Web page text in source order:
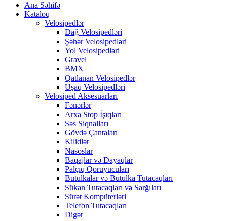
Ana Səhifə
Kataloq
Velosipedlər
Dağ Velosipedləri
Şəhər Velosipedləri
Yol Velosipedləri
Gravel
BMX
Qatlanan Velosipedlər
Uşaq Velosipedləri
Velosiped Aksesuarları
Fənərlər
Arxa Stop İşıqları
Səs Siqnalları
Gövdə Çantaları
Kilidlər
Nasoslar
Baqajlar və Dayaqlar
Palçıq Qoruyucuları
Butulkalar və Butulka Tutacaqları
Sükan Tutacaqları və Sarğıları
Sürət Kompüterləri
Telefon Tutacaqları
Digər